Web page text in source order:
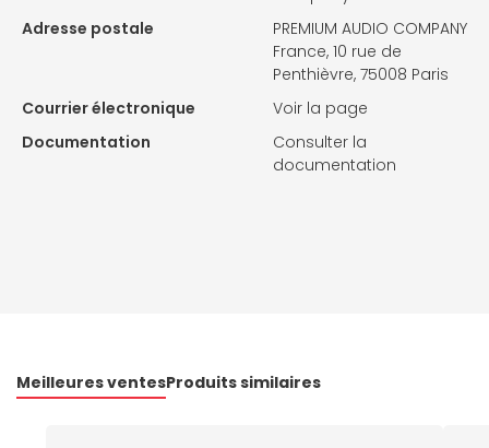
Adresse postale
PREMIUM AUDIO COMPANY
France, 10 rue de
Penthièvre, 75008 Paris
Courrier électronique
Voir la page
Documentation
Consulter la
documentation
Meilleures ventesProduits similaires